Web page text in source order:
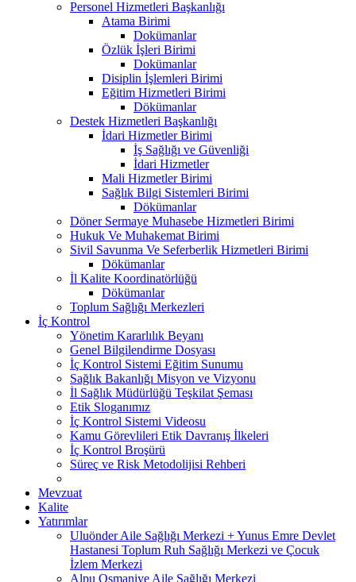
Personel Hizmetleri Başkanlığı
Atama Birimi
Dokümanlar
Özlük İşleri Birimi
Dokümanlar
Disiplin İşlemleri Birimi
Eğitim Hizmetleri Birimi
Dökümanlar
Destek Hizmetleri Başkanlığı
İdari Hizmetler Birimi
İş Sağlığı ve Güvenliği
İdari Hizmetler
Mali Hizmetler Birimi
Sağlık Bilgi Sistemleri Birimi
Dökümanlar
Döner Sermaye Muhasebe Hizmetleri Birimi
Hukuk Ve Muhakemat Birimi
Sivil Savunma Ve Seferberlik Hizmetleri Birimi
Dökümanlar
İl Kalite Koordinatörlüğü
Dökümanlar
Toplum Sağlığı Merkezleri
İç Kontrol
Yönetim Kararlılık Beyanı
Genel Bilgilendirme Dosyası
İç Kontrol Sistemi Eğitim Sunumu
Sağlık Bakanlığı Misyon ve Vizyonu
İl Sağlık Müdürlüğü Teşkilat Şeması
Etik Sloganımız
İç Kontrol Sistemi Videosu
Kamu Görevlileri Etik Davranış İlkeleri
İç Kontrol Broşürü
Süreç ve Risk Metodolijisi Rehberi
Mevzuat
Kalite
Yatırımlar
Uluönder Aile Sağlığı Merkezi + Yunus Emre Devlet
Hastanesi Toplum Ruh Sağlığı Merkezi ve Çocuk
İzlem Merkezi
Alpu Osmaniye Aile Sağlığı Merkezi